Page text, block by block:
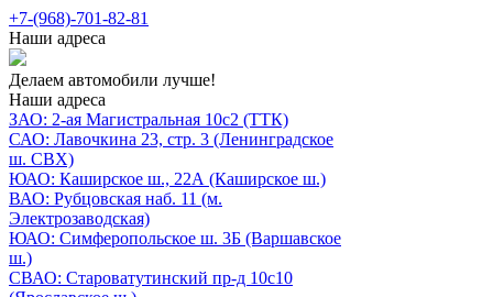
+7-(968)-701-82-81
Наши адреса
Делаем автомобили лучше!
Наши адреса
ЗАО: 2-ая Магистральная 10с2 (ТТК)
САО: Лавочкина 23, стр. 3 (Ленинградское
ш. СВХ)
ЮАО: Каширское ш., 22А (Каширское ш.)
ВАО: Рубцовская наб. 11 (м.
Электрозаводская)
ЮАО: Симферопольское ш. 3Б (Варшавское
ш.)
СВАО: Староватутинский пр-д 10с10